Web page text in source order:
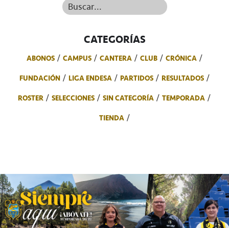
Buscar...
CATEGORÍAS
ABONOS CAMPUS CANTERA CLUB
CRÓNICA
FUNDACIÓN
LIGA ENDESA PARTIDOS
RESULTADOS
ROSTER
SELECCIONES SIN CATEGORÍA
TEMPORADA
TIENDA